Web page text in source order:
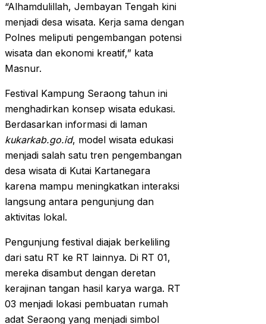
“Alhamdulillah, Jembayan Tengah kini
menjadi desa wisata. Kerja sama dengan
Polnes meliputi pengembangan potensi
wisata dan ekonomi kreatif,” kata
Masnur.
Festival Kampung Seraong tahun ini
menghadirkan konsep wisata edukasi.
Berdasarkan informasi di laman
kukarkab.go.id, model wisata edukasi
menjadi salah satu tren pengembangan
desa wisata di Kutai Kartanegara
karena mampu meningkatkan interaksi
langsung antara pengunjung dan
aktivitas lokal.
Pengunjung festival diajak berkeliling
dari satu RT ke RT lainnya. Di RT 01,
mereka disambut dengan deretan
kerajinan tangan hasil karya warga. RT
03 menjadi lokasi pembuatan rumah
adat Seraong yang menjadi simbol